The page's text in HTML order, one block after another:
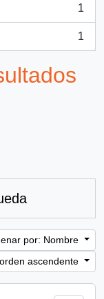
1
1
por: Nombre
ascendente